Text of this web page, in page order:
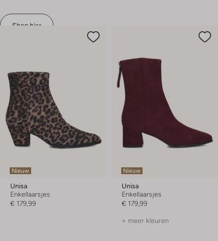
Shop hier
Nieuw
Unisa
Enkellaarsjes
€ 179,99
Nieuw
Unisa
Enkellaarsjes
€ 179,99
+ meer kleuren